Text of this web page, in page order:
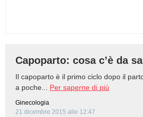
Capoparto: cosa c’è da
Il capoparto è il primo ciclo dopo il
a poche... Per saperne di più
Ginecologia
21 dicembre 2015 alle 12:47